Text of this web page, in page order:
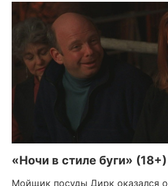
«Ночи в стиле буги» (18+)
Мойщик посуды Дирк оказался